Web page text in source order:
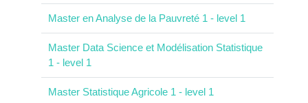
Master en Analyse de la Pauvreté 1 - level 1
Master Data Science et Modélisation Statistique
1 - level 1
Master Statistique Agricole 1 - level 1